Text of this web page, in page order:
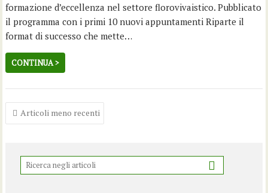
formazione d’eccellenza nel settore florovivaistico. Pubblicato
il programma con i primi 10 nuovi appuntamenti Riparte il
format di successo che mette…
CONTINUA >
Navigazione
articoli
Articoli meno recenti